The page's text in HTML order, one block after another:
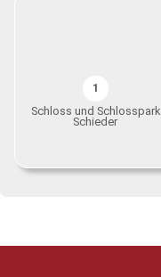
1
Schloss und Schlosspark
Schieder